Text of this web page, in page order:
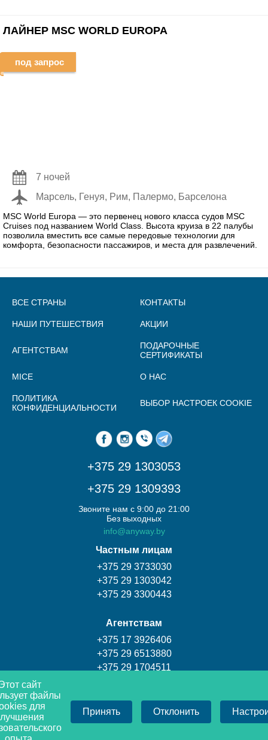
ЛАЙНЕР MSC WORLD EUROPA
под запрос
7 ночей
Марсель, Генуя, Рим, Палермо, Барселона
MSC World Europa — это первенец нового класса судов MSC
Cruises под названием World Class. Высота круиза в 22 палубы
позволила вместить все самые передовые технологии для
комфорта, безопасности пассажиров, и места для развлечений.
ВСЕ СТРАНЫ КОНТАКТЫ
НАШИ ПУТЕШЕСТВИЯ АКЦИИ
АГЕНТСТВАМ
ПОДАРОЧНЫЕ
СЕРТИФИКАТЫ
MICE О НАС
ПОЛИТИКА
КОНФИДЕНЦИАЛЬНОСТИ
ВЫБОР НАСТРОЕК COOKIE
+375 29 1303053
+375 29 1309393
Звоните нам с 9:00 до 21:00
Без выходных
info@anyway.by
Частным лицам
+375 29 3733030
+375 29 1303042
+375 29 3300443
Агентствам
+375 17 3926406
+375 29 6513880
+375 29 1704511
+375 17 3009393
+375 29 1309393
сайт
файлы
для
Принять Отклонить